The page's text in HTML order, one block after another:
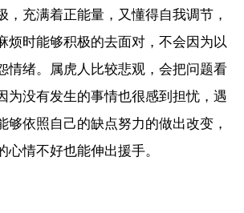
，充满着正能量，又懂得自我调节，
烦时能够积极的去面对，不会因为以
情绪。属虎人比较悲观，会把问题看
为没有发生的事情也很感到担忧，遇
够依照自己的缺点努力的做出改变，
心情不好也能伸出援手。